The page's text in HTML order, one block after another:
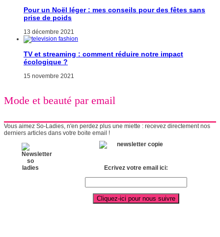
Pour un Noël léger : mes conseils pour des fêtes sans
prise de poids
13 décembre 2021
TV et streaming : comment réduire notre impact
écologique ?
15 novembre 2021
Mode et beauté par email
Vous aimez So-Ladies, n'en perdez plus une miette : recevez directement nos
derniers articles dans votre boite email !
Ecrivez votre email ici: